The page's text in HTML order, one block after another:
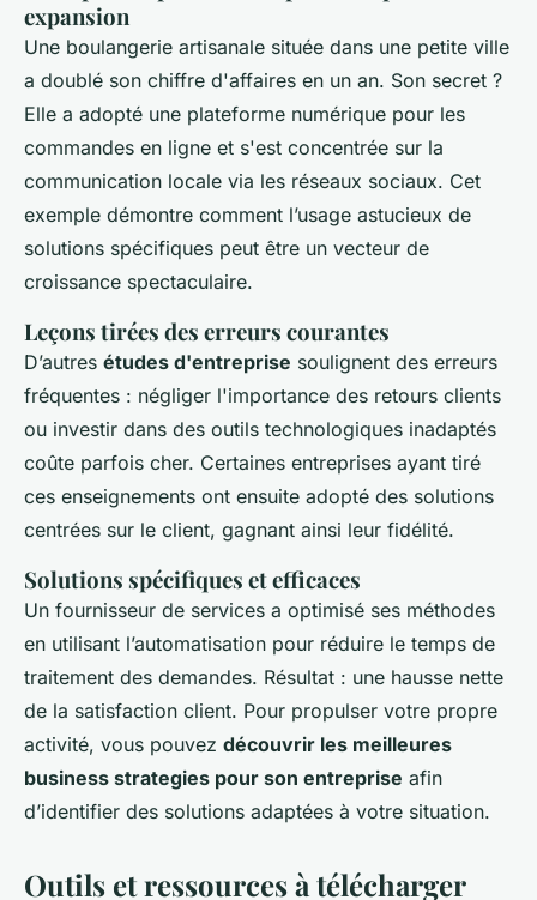
expansion
Une boulangerie artisanale située dans une petite ville
a doublé son chiffre d'affaires en un an. Son secret ?
Elle a adopté une plateforme numérique pour les
commandes en ligne et s'est concentrée sur la
communication locale via les réseaux sociaux. Cet
exemple démontre comment l’usage astucieux de
solutions spécifiques peut être un vecteur de
croissance spectaculaire.
Leçons tirées des erreurs courantes
D’autres études d'entreprise soulignent des erreurs
fréquentes : négliger l'importance des retours clients
ou investir dans des outils technologiques inadaptés
coûte parfois cher. Certaines entreprises ayant tiré
ces enseignements ont ensuite adopté des solutions
centrées sur le client, gagnant ainsi leur fidélité.
Solutions spécifiques et efficaces
Un fournisseur de services a optimisé ses méthodes
en utilisant l’automatisation pour réduire le temps de
traitement des demandes. Résultat : une hausse nette
de la satisfaction client. Pour propulser votre propre
activité, vous pouvez découvrir les meilleures
business strategies pour son entreprise afin
d’identifier des solutions adaptées à votre situation.
Outils et ressources à télécharger